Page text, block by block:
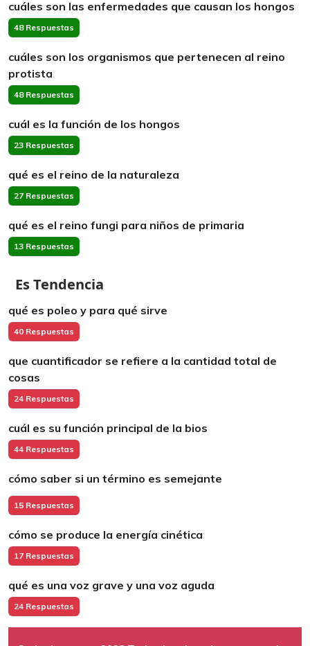
cuáles son las enfermedades que causan los hongos
48 Respuestas
cuáles son los organismos que pertenecen al reino
protista
48 Respuestas
cuál es la función de los hongos
23 Respuestas
qué es el reino de la naturaleza
27 Respuestas
qué es el reino fungi para niños de primaria
13 Respuestas
Es Tendencia
qué es poleo y para qué sirve
40 Respuestas
que cuantificador se refiere a la cantidad total de
cosas
24 Respuestas
cuál es su función principal de la bios
44 Respuestas
cómo saber si un término es semejante
15 Respuestas
cómo se produce la energía cinética
17 Respuestas
qué es una voz grave y una voz aguda
24 Respuestas